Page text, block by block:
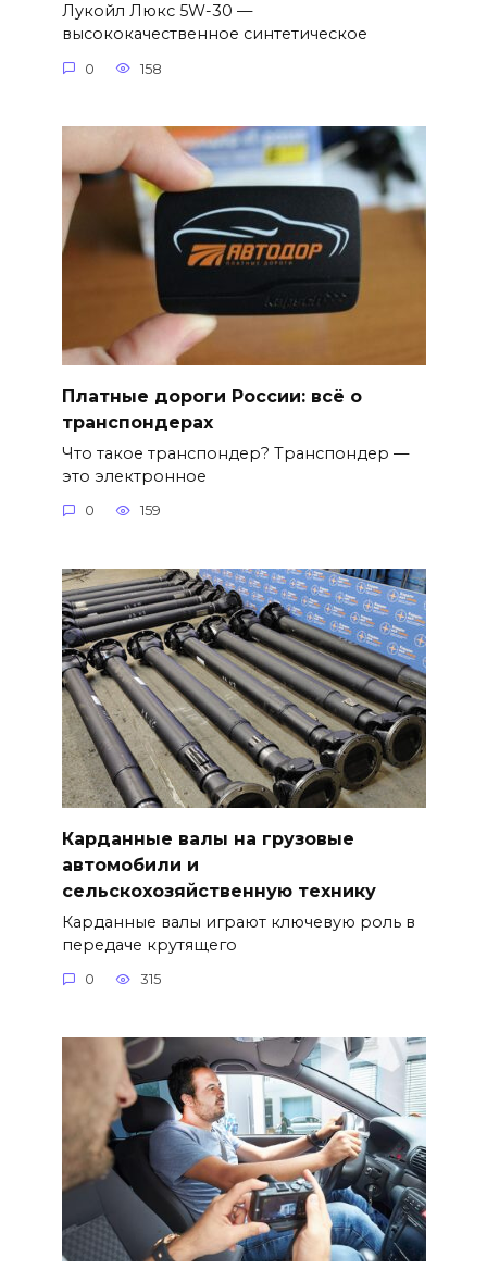
Лукойл Люкс 5W-30 —
высококачественное синтетическое
0 158
Платные дороги России: всё о
транспондерах
Что такое транспондер? Транспондер —
это электронное
0 159
Карданные валы на грузовые
автомобили и
сельскохозяйственную технику
Карданные валы играют ключевую роль в
передаче крутящего
0 315